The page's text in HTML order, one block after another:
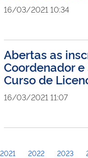
16/03/2021 10:34
Abertas as
Coordenador
Curso de
16/03/2021 11:07
2021 2022 2023